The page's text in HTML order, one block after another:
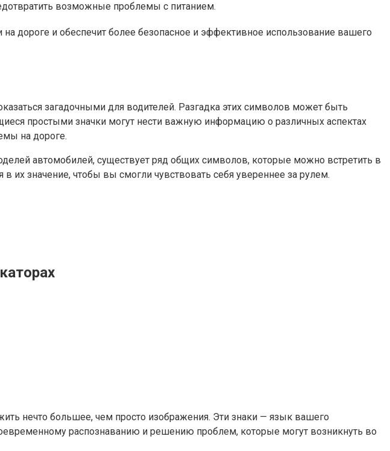
возможные проблемы с питанием.
дороге и обеспечит более безопасное и эффективное использование вашего
загадочными для водителей. Разгадка этих символов может быть
простыми значки могут нести важную информацию о различных аспектах
на дороге.
автомобилей, существует ряд общих символов, которые можно встретить в
значение, чтобы вы смогли чувствовать себя увереннее за рулем.
нечто большее, чем просто изображения. Эти знаки — язык вашего
распознаванию и решению проблем, которые могут возникнуть во